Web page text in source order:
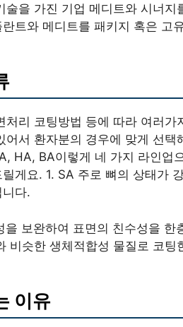
술을 가진 기업 메디트와 시너
트와 메디트를 패키지 혹은 고
리 코팅방법 등에 따라 여러가
어서 환자분의 경우에 맞게 선
HA, BA이렇게 네 가지 라인업
게요. 1. SA 주로 뼈의 상태가
다.
보완하여 표면의 친수성을 한
비슷한 생체적합성 물질로 코팅
이유